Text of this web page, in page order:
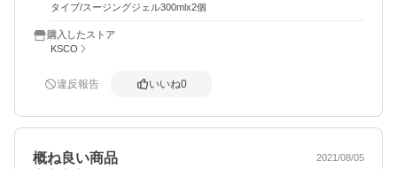
タイプ/スージングジェル300mlx2個
購入したストア
KSCO
違反報告 いいね0
概ね良い商品 2021/08/05